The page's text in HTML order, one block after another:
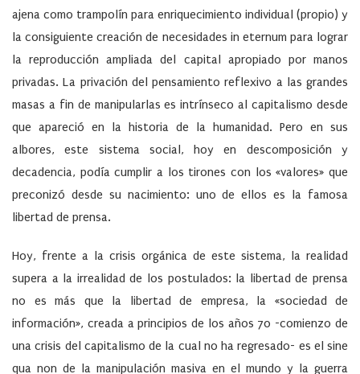
ajena como trampolín para enriquecimiento individual (propio) y
la consiguiente creación de necesidades in eternum para lograr
la reproducción ampliada del capital apropiado por manos
privadas. La privación del pensamiento reflexivo a las grandes
masas a fin de manipularlas es intrínseco al capitalismo desde
que apareció en la historia de la humanidad. Pero en sus
albores, este sistema social, hoy en descomposición y
decadencia, podía cumplir a los tirones con los «valores» que
preconizó desde su nacimiento: uno de ellos es la famosa
libertad de prensa.
Hoy, frente a la crisis orgánica de este sistema, la realidad
supera a la irrealidad de los postulados: la libertad de prensa
no es más que la libertad de empresa, la «sociedad de
información», creada a principios de los años 70 -comienzo de
una crisis del capitalismo de la cual no ha regresado- es el sine
qua non de la manipulación masiva en el mundo y la guerra